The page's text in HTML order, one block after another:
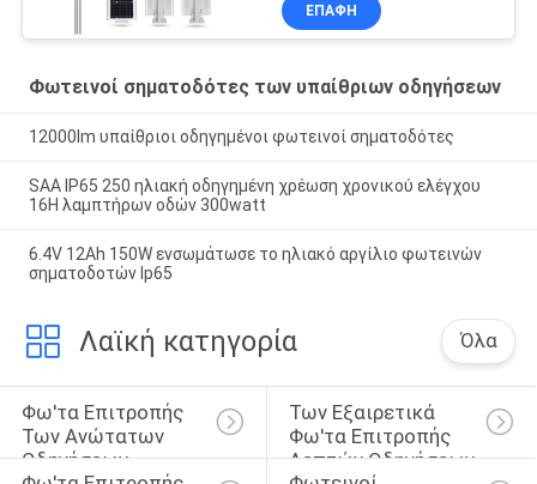
ΕΠΑΦΉ
Φωτεινοί σηματοδότες των υπαίθριων οδηγήσεων
12000lm υπαίθριοι οδηγημένοι φωτεινοί σηματοδότες
SAA IP65 250 ηλιακή οδηγημένη χρέωση χρονικού ελέγχου
16H λαμπτήρων οδών 300watt
6.4V 12Ah 150W ενσωμάτωσε το ηλιακό αργίλιο φωτεινών
σηματοδοτών Ip65
Λαϊκή κατηγορία Όλα
Φω'τα Επιτροπής
Των Ανώτατων
Οδηγήσεων
Των Εξαιρετικά
Φω'τα Επιτροπής
Λεπτών Οδηγήσεων